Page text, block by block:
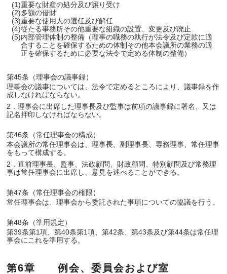
(1)重要な財産の処分及び譲り受け
(2)多額の借財
(3)重要な使用人の選任及び解任
(4)従たる事務所その他重要な組織の設置、変更及び廃止
(5)内部管理体制の整備（理事の職務の執行が法令及び定款に適
合することを確保するための体制その他本会議所の業務の適
正を確保するために必要な法令で定める体制の整備）
第45条（理事会の議事録）
理事会の議事については、法令で定めるところにより、議事録を作
成しなければならない。
2．理事会に出席した理事長及び監事は前項の議事録に署名、又は
記名押印しなければならない。
第46条（常任理事会の構成）
本会議所の常任理事会は、理事長、副理事長、専務理事、常任理事
をもって構成する。
2．直前理事長、監事、法政顧問、財政顧問、特別顧問及び常務理
事は常任理事会に出席し、意見を述べることができる。
第47条（常任理事会の権限）
常任理事会は、理事会から委託された事項についての協議を行う。
第48条（準用規定）
第39条第1項、第40条第1項、第42条、第43条及び第44条は常任理
事会にこれを準用する。
第6章 例会、委員会および室